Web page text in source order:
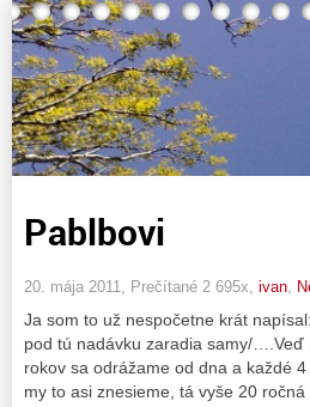
Najkomentovanejšie články
Zoznam blogov
Komerčné blogy
Pablbovi
20. mája 2011, Prečítané 2 695x, ivan
Ja som to už nespočetne krát
pod tú nadávku zaradia samy/
rokov sa odrážame od dna a každé
my to asi znesieme, tá vyše 20